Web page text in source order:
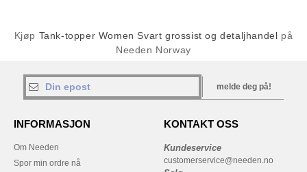
Kjøp Tank-topper Women Svart grossist og detaljhandel på
Needen Norway
melde deg på!
INFORMASJON
Om Needen
Spor min ordre nå
KONTAKT OSS
Kundeservice
customerservice@needen.no